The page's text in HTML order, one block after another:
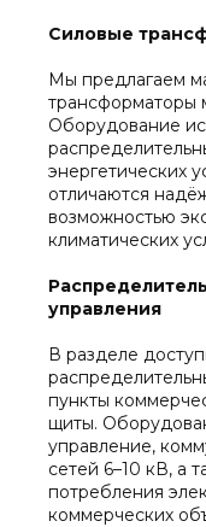
Силовые
Мы предлагаем
трансформаторы
Оборудование
энергетических
отличаются
возможностью
климатических
управления
В разделе
пункты
щиты.
управление,
сетей 6–10 кВ, а
потребления
коммерческих